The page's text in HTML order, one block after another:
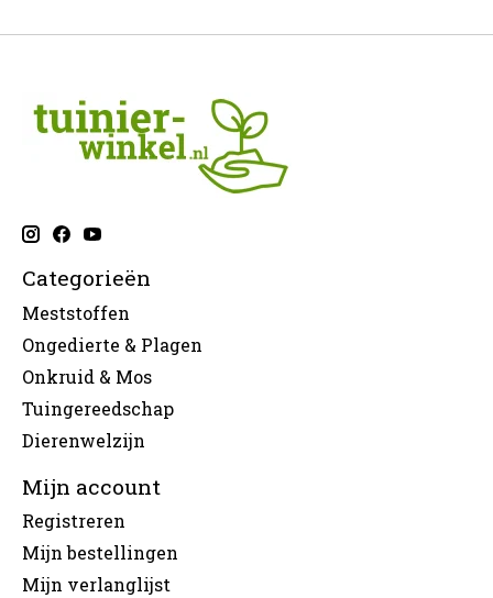
Categorieën
Meststoffen
Ongedierte & Plagen
Onkruid & Mos
Tuingereedschap
Dierenwelzijn
Mijn account
Registreren
Mijn bestellingen
Mijn verlanglijst